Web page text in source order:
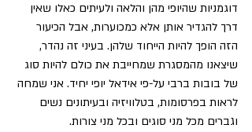
דוגמניות שהיופי מהן והלאה ולעיתים כאלו שאין
דרך להגדיר אותן אלא כמכוערות, אבל הכיעור
הזה הופך להיות הייחוד שלהן. בעיני זה נהדר,
שיצאנו מהמסגרת שמחייבת את כולם להיות סוג
של בובות ברבי על-פי אידאל יופי יחיד. אני שמחה
לראות בפרסומות, בטלוויזיה ובעיתונים נשים
וגברים מכל מני סוגים ובכל מני צורות.